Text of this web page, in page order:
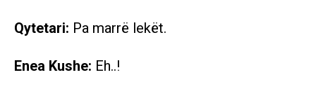
Qytetari: Pa marrë lekët.
Enea Kushe: Eh..!